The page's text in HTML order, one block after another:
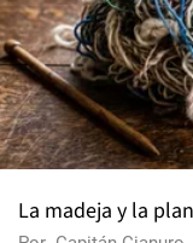
La madeja y la